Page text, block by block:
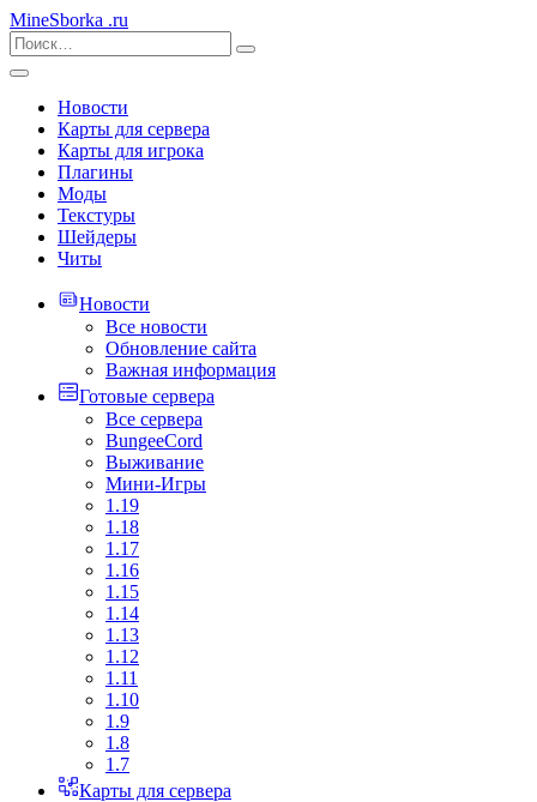
MineSborka .ru
Новости
Карты для сервера
Карты для игрока
Плагины
Моды
Текстуры
Шейдеры
Читы
Новости
Все новости
Обновление сайта
Важная информация
Готовые сервера
Все сервера
BungeeCord
Выживание
Мини-Игры
1.19
1.18
1.17
1.16
1.15
1.14
1.13
1.12
1.11
1.10
1.9
1.8
1.7
Карты для сервера